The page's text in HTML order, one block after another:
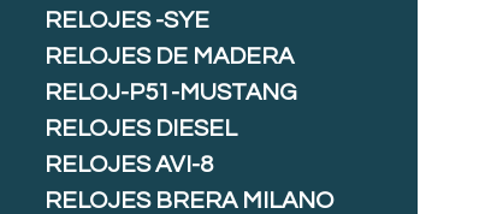
RELOJES -SYE
RELOJES DE MADERA
RELOJ-P51-MUSTANG
RELOJES DIESEL
RELOJES AVI-8
RELOJES BRERA MILANO